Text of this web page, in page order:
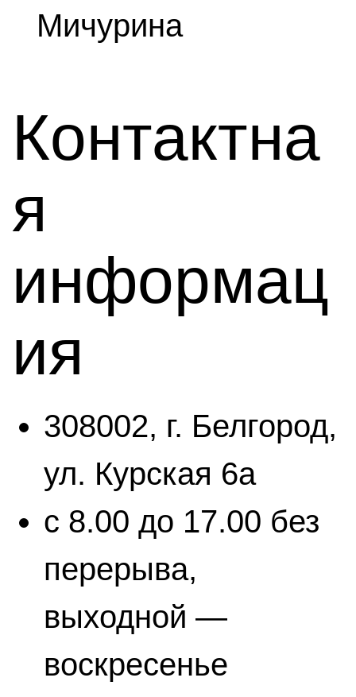
Мичурина
Контактна
я
информац
ия
308002, г. Белгород,
ул. Курская 6а
с 8.00 до 17.00 без
перерыва,
выходной —
воскресенье